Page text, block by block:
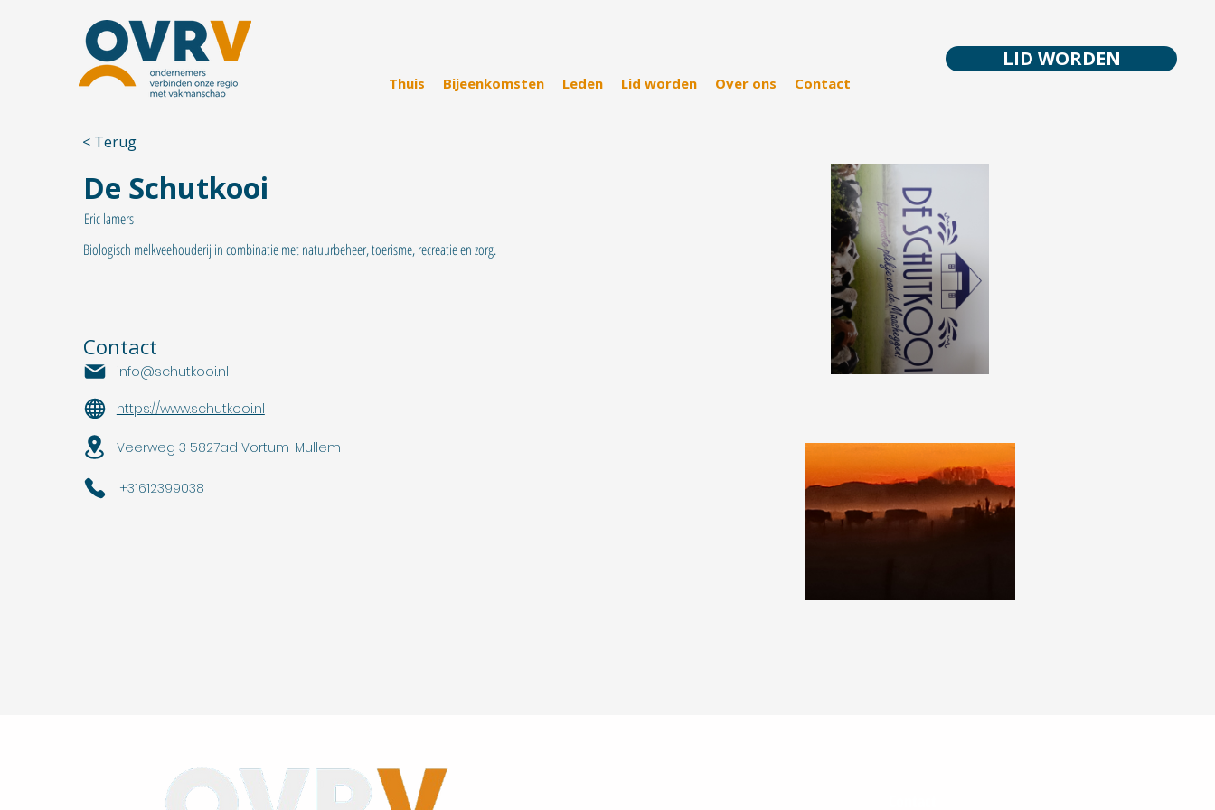
Thuis Bijeenkomsten Leden Lid worden Over ons Contact
LID WORDEN
< Terug
De Schutkooi
Eric lamers
Biologisch melkveehouderij in combinatie met natuurbeheer, toerisme, recreatie en zorg.
Contact
info@schutkooi.nl
https://www.schutkooi.nl
Veerweg 3 5827ad Vortum-Mullem
'+31612399038